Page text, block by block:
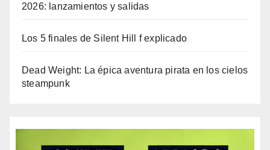
2026: lanzamientos y salidas
Los 5 finales de Silent Hill f explicado
Dead Weight: La épica aventura pirata en los cielos
steampunk